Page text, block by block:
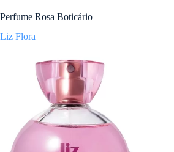
Perfume Rosa Boticário
Liz Flora